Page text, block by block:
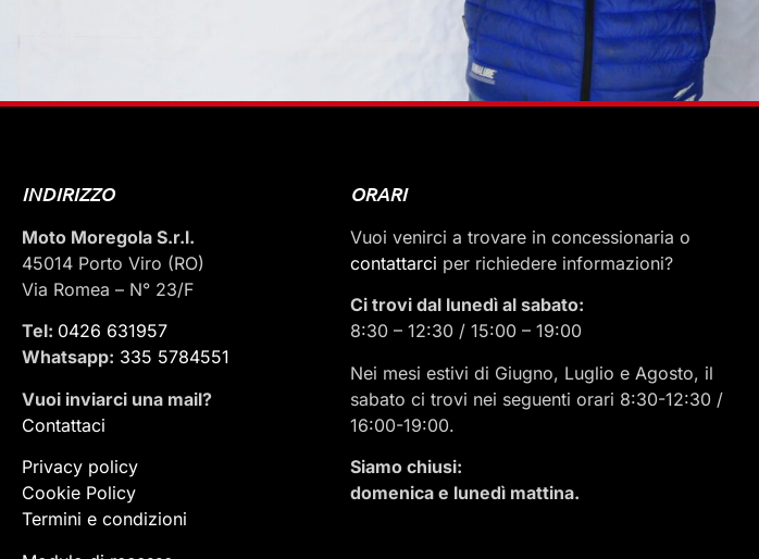
INDIRIZZO
Moto Moregola S.r.l.
45014 Porto Viro (RO)
Via Romea – N° 23/F
Tel: 0426 631957
Whatsapp: 335 5784551
Vuoi inviarci una mail?
Contattaci
Privacy policy
Cookie Policy
Termini e condizioni
ORARI
Vuoi venirci a trovare in concessionaria o
contattarci per richiedere informazioni?
Ci trovi dal lunedì al sabato:
8:30 – 12:30 / 15:00 – 19:00
Nei mesi estivi di Giugno, Luglio e Agosto, il
sabato ci trovi nei seguenti orari 8:30-12:30 /
16:00-19:00.
Siamo chiusi:
domenica e lunedì mattina.